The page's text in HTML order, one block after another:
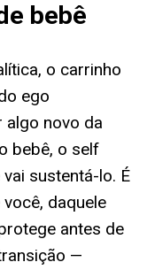
bebê
o carrinho
ego
algo novo da
bebê, o self
sustentá-lo. É
daquele
antes de
—